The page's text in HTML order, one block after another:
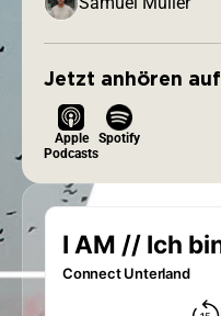
Jetzt anhören auf
Apple
Podcasts
Spotify